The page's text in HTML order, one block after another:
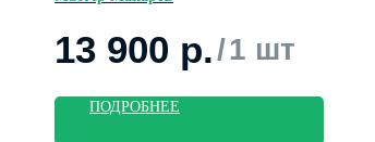
13 900 р./1 шт
ПОДРОБНЕЕ